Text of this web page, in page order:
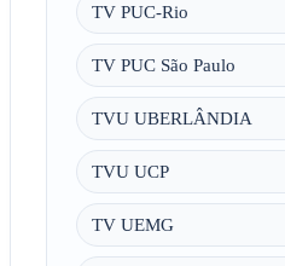
TV PUC-Rio
TV PUC São Paulo
TVU UBERLÂNDIA
TVU UCP
TV UEMG